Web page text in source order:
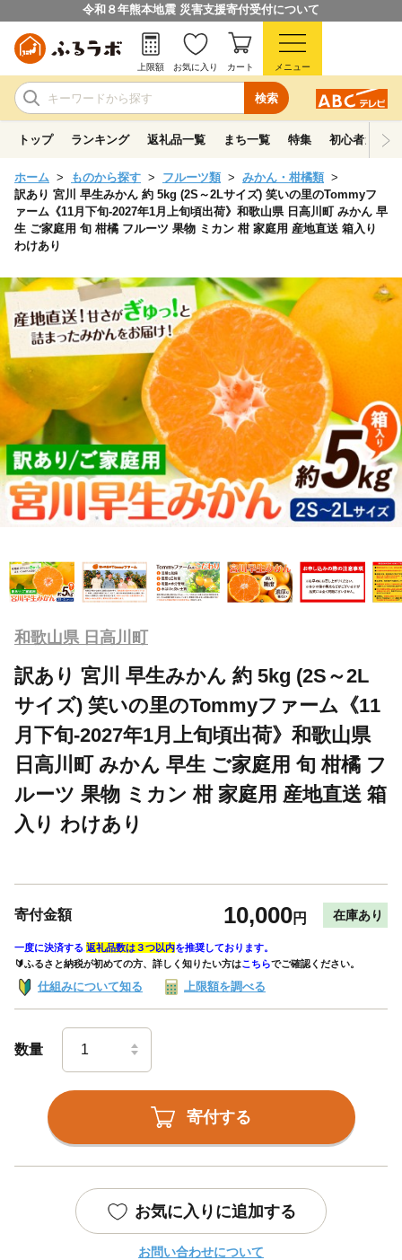
令和８年熊本地震 災害支援寄付受付について
検索
上限額 お気に入り カート メニュー
トップ ランキング 返礼品一覧 まち一覧 特集 初心者ガイド
ホーム ものから探す フルーツ類
みかん・柑橘類
訳あり 宮川 早生みかん 約 5kg (2S～2Lサイズ) 笑いの里のTommyフ
ァーム《11月下旬-2027年1月上旬頃出荷》和歌山県 日高川町 みかん 早
生 ご家庭用 旬 柑橘 フルーツ 果物 ミカン 柑 家庭用 産地直送 箱入り
わけあり
和歌山県 日高川町
訳あり 宮川 早生みかん 約 5kg (2S～2L
サイズ) 笑いの里のTommyファーム《11
月下旬-2027年1月上旬頃出荷》和歌山県
日高川町 みかん 早生 ご家庭用 旬 柑橘 フ
ルーツ 果物 ミカン 柑 家庭用 産地直送 箱
入り わけあり
寄付金額 10,000円 在庫あり
一度に決済する 返礼品数は３つ以内を推奨しております。
🔰ふるさと納税が初めての方、詳しく知りたい方はこちらでご確認ください。
仕組みについて知る 上限額を調べる
数量
寄付する
お気に入りに追加する
お問い合わせについて